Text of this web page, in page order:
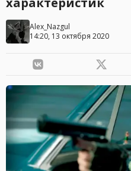
Alex_Nazgul
14:20, 13 октября 2020